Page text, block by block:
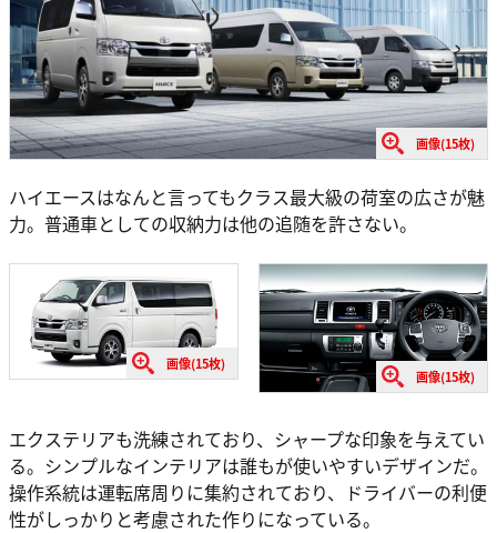
画像(15枚)
ハイエースはなんと言ってもクラス最大級の荷室の広さが魅
力。普通車としての収納力は他の追随を許さない。
画像(15枚)
画像(15枚)
エクステリアも洗練されており、シャープな印象を与えてい
る。シンプルなインテリアは誰もが使いやすいデザインだ。
操作系統は運転席周りに集約されており、ドライバーの利便
性がしっかりと考慮された作りになっている。